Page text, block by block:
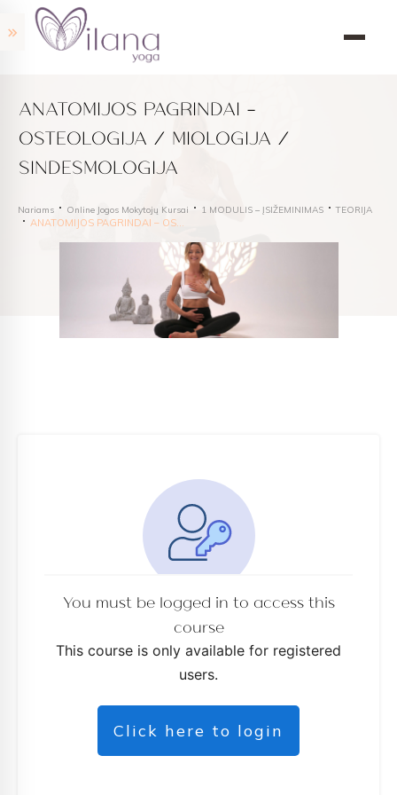
ANATOMIJOS PAGRINDAI –
OSTEOLOGIJA / MIOLOGIJA /
SINDESMOLOGIJA
Nariams Online Jogos Mokytojų Kursai 1 MODULIS – ĮSIŽEMINIMAS TEORIJA
ANATOMIJOS PAGRINDAI – OSTEOLOGIJA / MIOLOGIJA / SINDESMOLOGIJA
You must be logged in to access this
course
This course is only available for registered
users.
Click here to login